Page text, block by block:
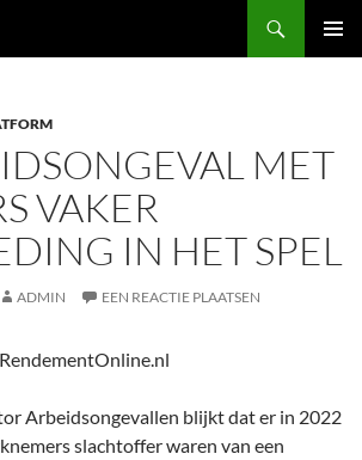
MET
VAKER
IN HET SPEL
ADMIN EEN REACTIE PLAATSEN
Arbeidsongevallen blijkt dat er in 2022
slachtoffer waren van een